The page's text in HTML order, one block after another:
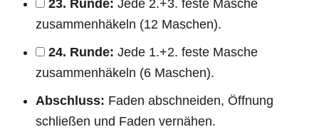
23. Runde: Jede 2.+3. feste Masche
zusammenhäkeln (12 Maschen).
24. Runde: Jede 1.+2. feste Masche
zusammenhäkeln (6 Maschen).
Abschluss: Faden abschneiden, Öffnung
schließen und Faden vernähen.